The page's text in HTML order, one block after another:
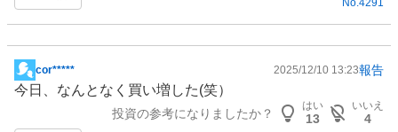
No.4291
掲
示
cor***** 2025/12/10 13:23報告
今日、なんとなく買い増した(笑）
投資の参考になりましたか？
はい
13
いいえ
4